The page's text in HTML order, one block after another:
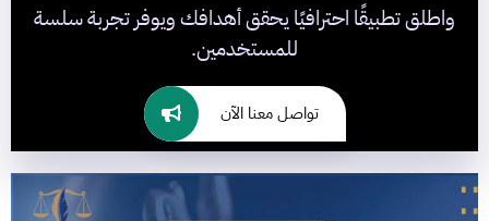
واطلق تطبيقًا احترافيًا يحقق أهدافك ويوفر تجربة سلسة
للمستخدمين.
تواصل معنا الآن